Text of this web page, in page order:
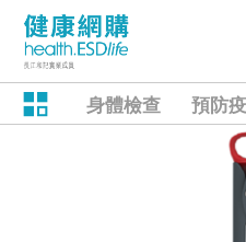
身體檢查 預防